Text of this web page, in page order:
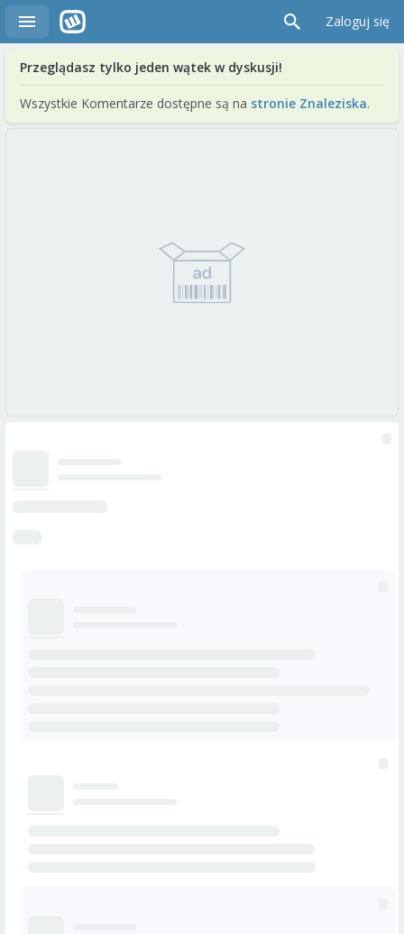
Zaloguj się
Przeglądasz tylko jeden wątek w dyskusji!
Wszystkie Komentarze dostępne są na stronie Znaleziska.